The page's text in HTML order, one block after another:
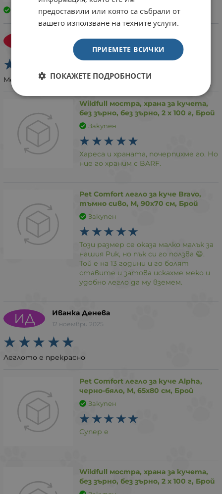
Закупен
15 ноември 2025
Меко легло и хареса на нашето куче.
Wildfull мостра, храна за кучета,
без зърно, без зърно, 2 х 100 г, Брой
Закупен
Хареса и храната, почерпихме го. Но
ние го храним с BARF.
Pet Comfort легло за куче Bravo,
тъмно сиво, М, 90х70 см, Брой
Закупен
Този размер се оказа малко малък за
нашия Рик, но пък си го ползва 😄.
Той е на 13 години и го болят
ставите и затова искахме меко и
удобно легло да му вземем.
ИД Иванка Денева
12 ноември 2025
Леглото е прекрасно
Pet Comfort легло за куче Alpha,
черно-бяло, М, 65х80 см, Брой
Закупен
Супер е
Wildfull мостра, храна за кучета,
без зърно, без зърно, 2 х 100 г, Брой
предоставили или която са събрали от
вашето използване на техните услуги.
ПРИЕМЕТЕ ВСИЧКИ
ПОКАЖЕТЕ ПОДРОБНОСТИ